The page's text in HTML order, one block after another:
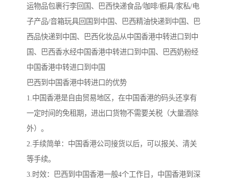
运物品包裹行李回国、巴西快递食品/咖啡/橱具/家私/电
子产品/音箱玩具回国到中国、巴西精油快递到中国、巴
西品快递到中国、巴西化妆品从中国香港中转进口到中
国、巴西香水经中国香港中转进口到中国、巴西奶粉经
中国香港中转进口到中国
巴西到中国香港中转进口的优势
1.中国香港是自由贸易地区，在中国香港的码头还享有
一定时间的免租期，进出口货物不需要关税（大量酒除
外）。
2.手续简单：中国香港公司接货以后，可以报关、清关
等手续。
3.时效：巴西到中国香港一般4个工作日，中国香港到深